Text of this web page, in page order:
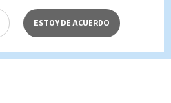
ESTOY DE ACUERDO